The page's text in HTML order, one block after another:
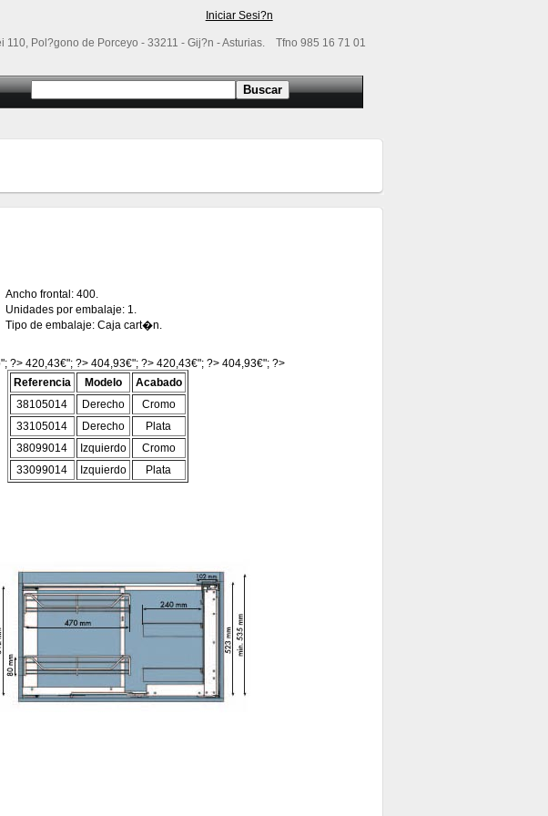
110, Pol?gono de Porceyo - 33211 - Gij?n - Asturias. Tfno 985 16 71 01
Iniciar Sesi?n
Ancho frontal: 400.
Unidades por embalaje: 1.
Tipo de embalaje: Caja cart�n.
?> 420,43€"; ?> 404,93€"; ?> 420,43€"; ?> 404,93€"; ?>
Referencia
Modelo
Acabado
38105014
Derecho
Cromo
33105014
Derecho
Plata
38099014
Izquierdo
Cromo
33099014
Izquierdo Plata